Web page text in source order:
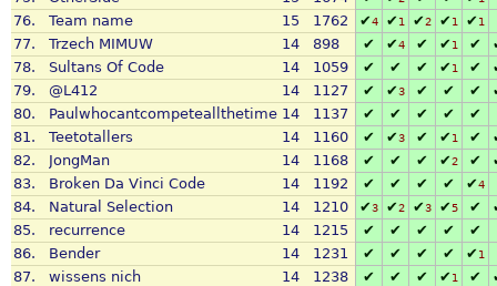
76.
Team name 15 1762 ✔4 ✔1 ✔2 ✔1 ✔1
77.
Trzech MIMUW 14 898 ✔ ✔4 ✔ ✔1 ✔
78.
Sultans Of Code 14 1059 ✔ ✔ ✔ ✔1 ✔
79.
@L412 14 1127 ✔ ✔3 ✔ ✔ ✔
80.
Paulwhocantcompeteallthetime 14 1137 ✔ ✔ ✔ ✔ ✔
81.
Teetotallers 14 1160 ✔ ✔3 ✔ ✔1 ✔
82.
JongMan 14 1168 ✔ ✔ ✔ ✔2 ✔
83.
Broken Da Vinci Code 14 1192 ✔ ✔ ✔ ✔ ✔4
84.
Natural Selection 14 1210 ✔3 ✔2 ✔3 ✔5 ✔
85.
recurrence 14 1215 ✔ ✔ ✔ ✔ ✔
86.
Bender 14 1231 ✔ ✔ ✔ ✔ ✔1
87.
wissens nich 14 1238 ✔ ✔ ✔ ✔1 ✔